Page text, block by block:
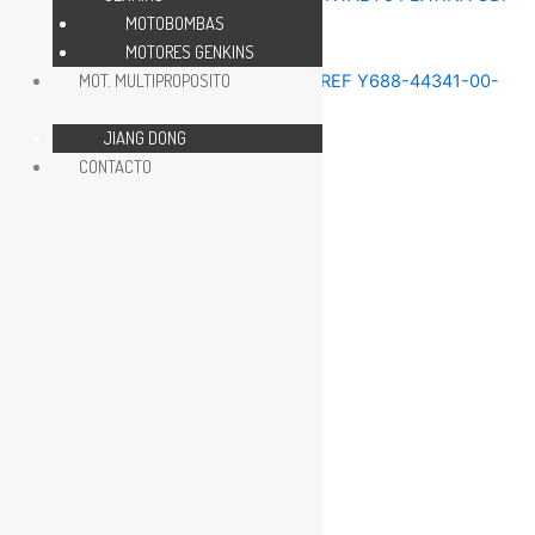
REPUESTOS MOTOR 75HP
REPUESTOS MOTOR 75HP
MOTOBOMBAS
MOTORES GENKINS
MOT. MULTIPROPOSITO
JIANG DONG
CONTACTO